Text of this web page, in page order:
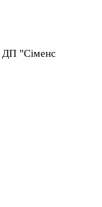
ДП "Сіменс